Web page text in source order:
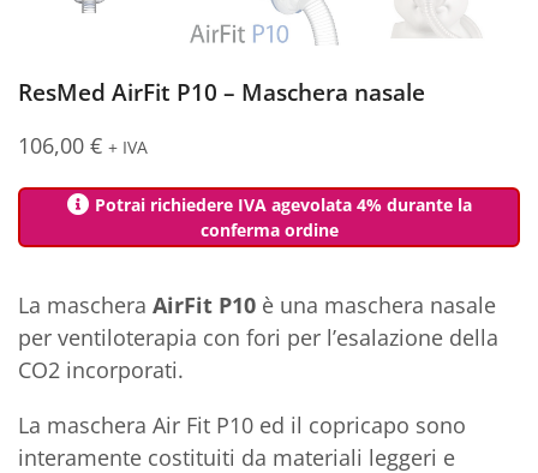
ResMed AirFit P10 – Maschera nasale
106,00 € + IVA
Potrai richiedere IVA agevolata 4% durante la
conferma ordine
La maschera AirFit P10 è una maschera nasale
per ventiloterapia con fori per l’esalazione della
CO2 incorporati.
La maschera Air Fit P10 ed il copricapo sono
interamente costituiti da materiali leggeri e